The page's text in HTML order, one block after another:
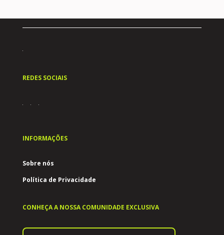
REDES SOCIAIS
INFORMAÇÕES
Sobre nós
Política de Privacidade
CONHEÇA A NOSSA COMUNIDADE EXCLUSIVA